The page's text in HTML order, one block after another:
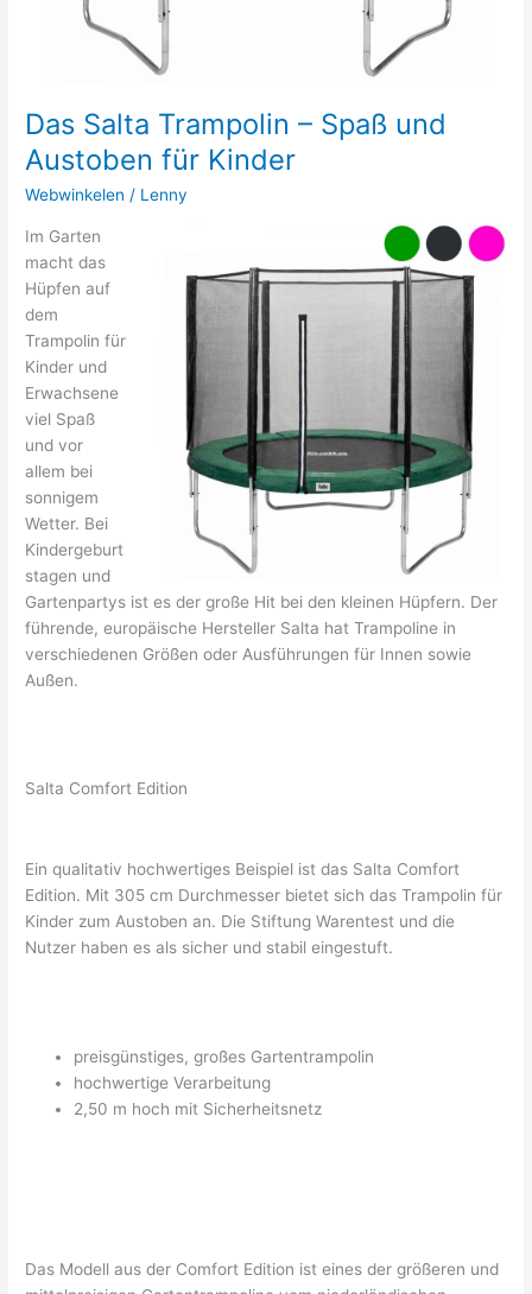
Das Salta Trampolin – Spaß und
Austoben für Kinder
Webwinkelen / Lenny
Im Garten
macht das
Hüpfen auf
dem
Trampolin für
Kinder und
Erwachsene
viel Spaß
und vor
allem bei
sonnigem
Wetter. Bei
Kindergeburt
stagen und
Gartenpartys ist es der große Hit bei den kleinen Hüpfern. Der
führende, europäische Hersteller Salta hat Trampoline in
verschiedenen Größen oder Ausführungen für Innen sowie
Außen.
Salta Comfort Edition
Ein qualitativ hochwertiges Beispiel ist das Salta Comfort
Edition. Mit 305 cm Durchmesser bietet sich das Trampolin für
Kinder zum Austoben an. Die Stiftung Warentest und die
Nutzer haben es als sicher und stabil eingestuft.
preisgünstiges, großes Gartentrampolin
hochwertige Verarbeitung
2,50 m hoch mit Sicherheitsnetz
Das Modell aus der Comfort Edition ist eines der größeren und